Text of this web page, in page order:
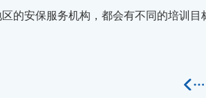
的安保服务机构，都会有不同的培训目